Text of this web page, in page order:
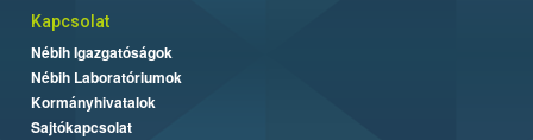
Kapcsolat
Nébih Igazgatóságok
Nébih Laboratóriumok
Kormányhivatalok
Sajtókapcsolat